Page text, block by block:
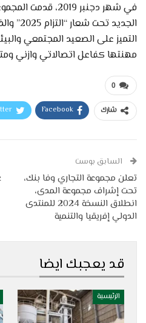
في شهر دجنبر
الجديد
التميز على الصعيد المجتمعي
مهنتها كفاعل اتصالاتي وازني
0
شارك Facebook
السابق بوست
تعلن مجموعة التجاري وفا بنك،
تحت إشراف مجموعة المدى،
انطلاق النسخة 2024 للمنتدى
الدولي إفريقيا والتنمية
قد يعجبك ايضا
الرئيسية